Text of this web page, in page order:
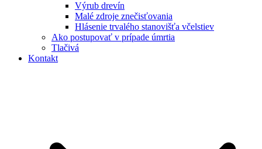
Výrub drevín
Malé zdroje znečisťovania
Hlásenie trvalého stanovišťa včelstiev
Ako postupovať v prípade úmrtia
Tlačivá
Kontakt